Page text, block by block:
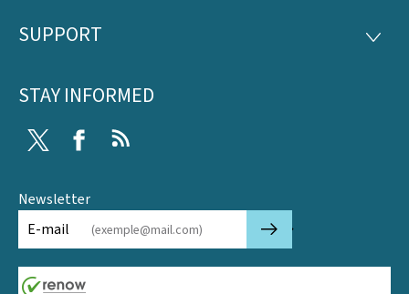
SUPPORT
STAY INFORMED
Twitter Facebook
Newsletter
E-mail
🡒